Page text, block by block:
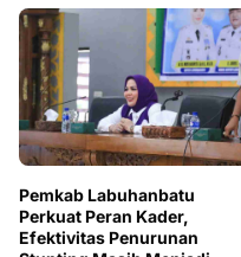
Pemkab Labuhanbatu
Perkuat Peran Kader,
Efektivitas Penurunan